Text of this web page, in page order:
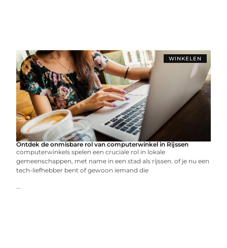
WINKELEN
Ontdek de onmisbare rol van computerwinkel in Rijssen
computerwinkels spelen een cruciale rol in lokale
gemeenschappen, met name in een stad als rijssen. of je nu een
tech-liefhebber bent of gewoon iemand die
...